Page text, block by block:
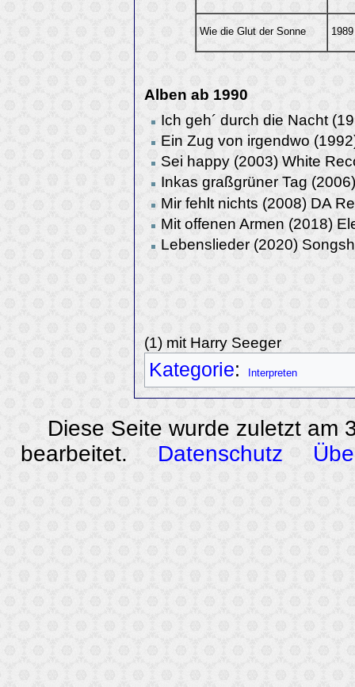
Wie die Glut der Sonne 1989
Alben ab 1990
Ich geh´ durch die Nacht
Ein Zug von irgendwo
Sei happy (2003) White
Inkas graßgrüner Tag
Mir fehlt nichts (2008) DA
Mit offenen Armen (2018)
Lebenslieder (2020)
(1) mit Harry Seeger
Kategorie: Interpreten
Diese Seite wurde zuletzt am
bearbeitet.
Datenschutz